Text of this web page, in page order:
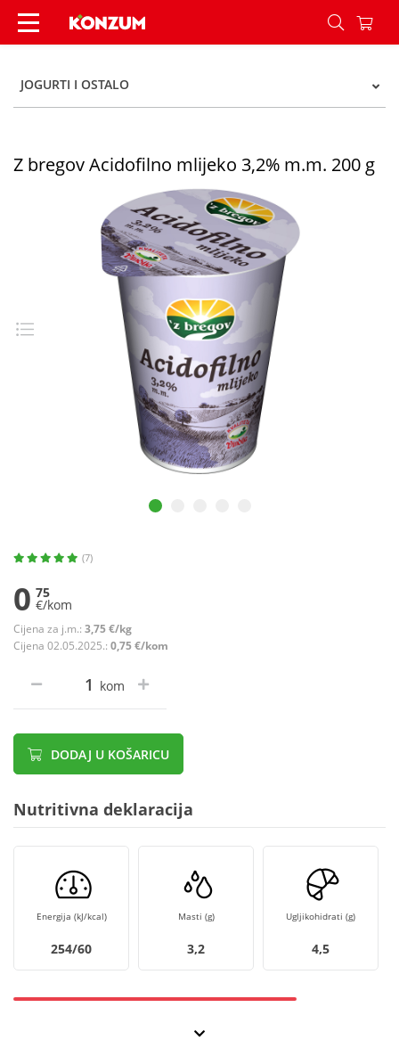
Z bregov Acidofilno mlijeko 3,2% m.m. 200 g -
JOGURTI I OSTALO
Z bregov Acidofilno mlijeko 3,2% m.m. 200 g
(7)
0 75
€/kom
Cijena za j.m.: 3,75 €/kg
Cijena 02.05.2025.: 0,75 €/kom
kom
DODAJ U KOŠARICU
Nutritivna deklaracija
Energija (kJ/kcal)
254/60
Masti (g)
3,2
Ugljikohidrati (g)
4,5